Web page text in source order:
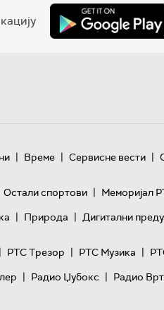
| Време | Сервисне вести |
Остали спортови | Меморијал
| Природа | Дигитални
| РТС Трезор | РТС Музика |
| Радио Џубокс | Радио